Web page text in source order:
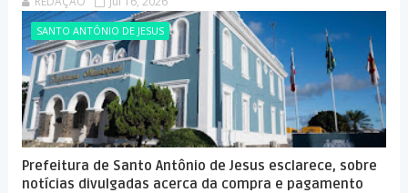
SANTO ANTÔNIO DE JESUS
Prefeitura de Santo Antônio de Jesus esclarece, sobre
notícias divulgadas acerca da compra e pagamento